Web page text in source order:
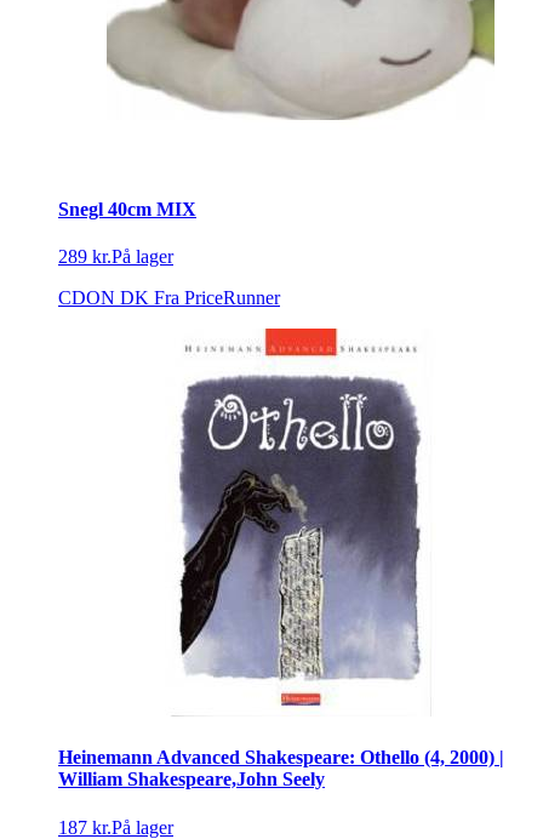
Snegl 40cm MIX
289 kr.På lager
CDON DK Fra PriceRunner
Heinemann Advanced Shakespeare: Othello (4, 2000) |
William Shakespeare,John Seely
187 kr.På lager